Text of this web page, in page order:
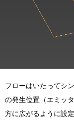
フローはいたってシ
の発生位置（エミッ
方に広がるように設